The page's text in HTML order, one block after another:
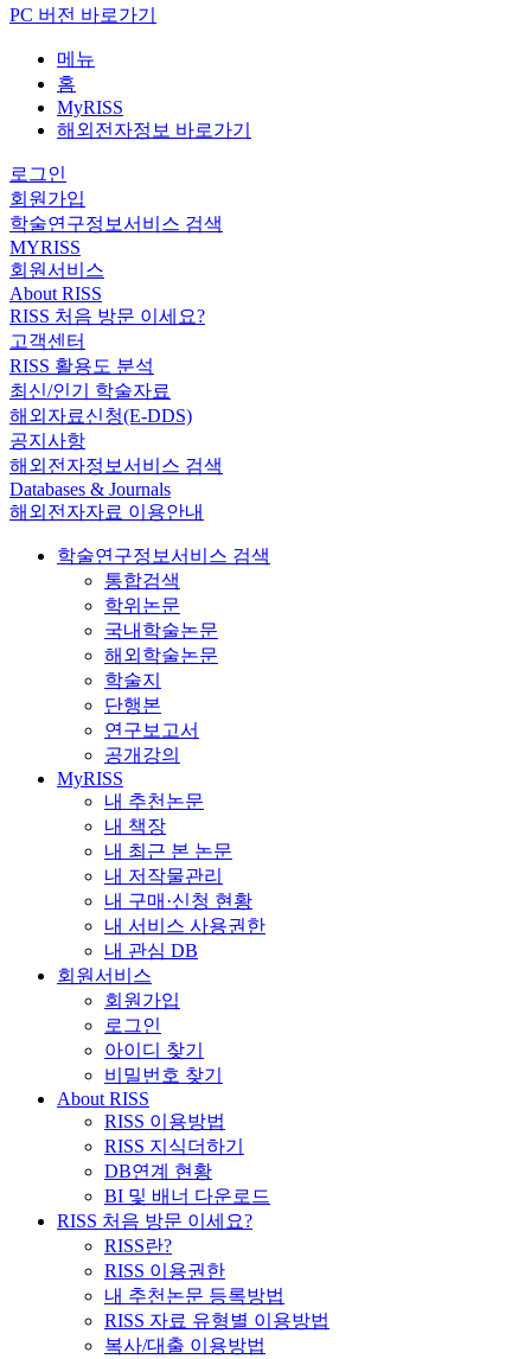
PC 버전 바로가기
메뉴
홈
MyRISS
해외전자정보 바로가기
로그인
회원가입
학술연구정보서비스 검색
MYRISS
회원서비스
About RISS
RISS 처음 방문 이세요?
고객센터
RISS 활용도 분석
최신/인기 학술자료
해외자료신청(E-DDS)
공지사항
해외전자정보서비스 검색
Databases & Journals
해외전자자료 이용안내
학술연구정보서비스 검색
통합검색
학위논문
국내학술논문
해외학술논문
학술지
단행본
연구보고서
공개강의
MyRISS
내 추천논문
내 책장
내 최근 본 논문
내 저작물관리
내 구매·신청 현황
내 서비스 사용권한
내 관심 DB
회원서비스
회원가입
로그인
아이디 찾기
비밀번호 찾기
About RISS
RISS 이용방법
RISS 지식더하기
DB연계 현황
BI 및 배너 다운로드
RISS 처음 방문 이세요?
RISS란?
RISS 이용권한
내 추천논문 등록방법
RISS 자료 유형별 이용방법
복사/대출 이용방법